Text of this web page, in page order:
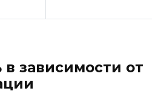
в зависимости от